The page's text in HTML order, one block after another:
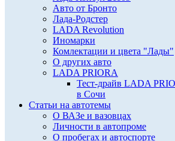
Авто от Бронто
Лада-Родстер
LADA Revolution
Иномарки
Комлектации и цвета "Лады"
О других авто
LADA PRIORA
Тест-драйв LADA
в Сочи
Статьи на автотемы
О ВАЗе и вазовцах
Личности в автопроме
О пробегах и автоспорте